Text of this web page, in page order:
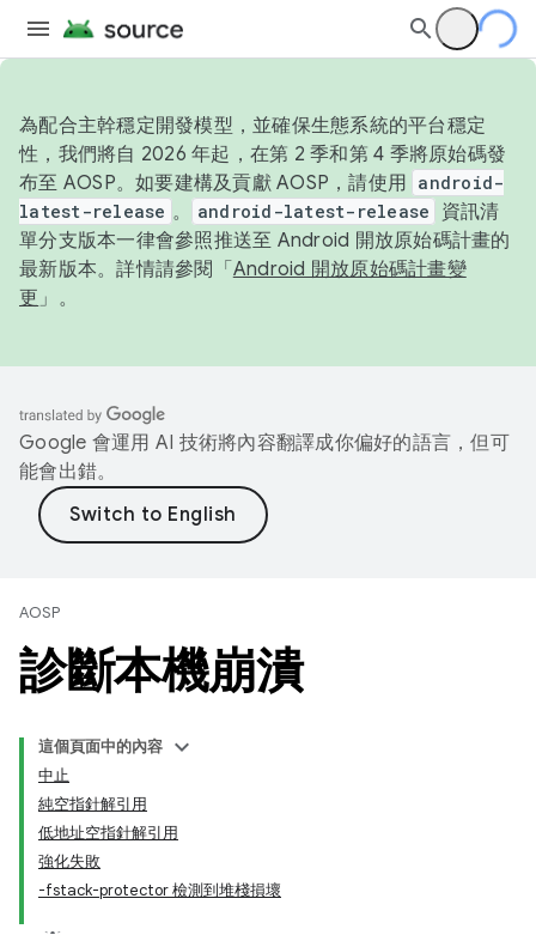
為配合主幹穩定開發模型，並確保生態系統的平台穩定
性，我們將自 2026 年起，在第 2 季和第 4 季將原始碼發
布至 AOSP。如要建構及貢獻 AOSP，請使用 android-
latest-release 。 android-latest-release
資訊清
單分支版本一律會參照推送至 Android 開放原始碼計畫的
最新版本。詳情請參閱「 Android 開放原始碼計畫變
更 」。
Google 會運用 AI 技術將內容翻譯成你偏好的語言，但可
能會出錯。
AOSP
診斷本機崩潰
這個頁面中的內容
中止
純空指針解引用
低地址空指針解引用
強化失敗
-fstack-protector 檢測到堆棧損壞